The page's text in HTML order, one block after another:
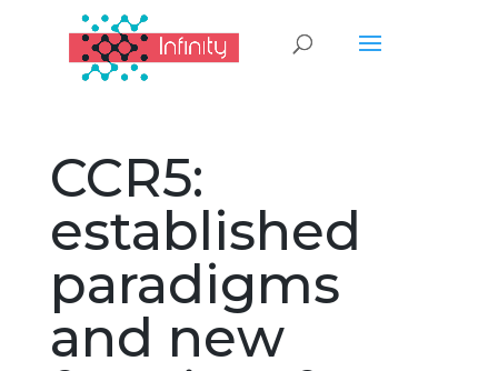
CCR5:
established
paradigms
and new